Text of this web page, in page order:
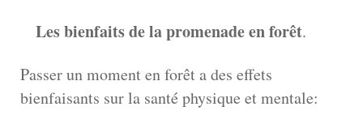
Les bienfaits de la promenade en forêt.
Passer un moment en forêt a des effets
bienfaisants sur la santé physique et mentale: